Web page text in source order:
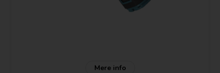
Mere info